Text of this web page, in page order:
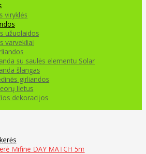
viryklės
užuolaidos
varvekliai
su saulės elementu Solar
šlangas
girliandos
lietus
dekoracijos
Mifine DAY MATCH 5m